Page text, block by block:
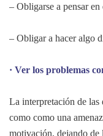
– Obligarse a pensar en
– Obligar a hacer algo
· Ver los problemas
La interpretación de
como como una
motivación, dejando de